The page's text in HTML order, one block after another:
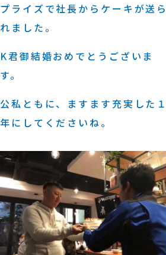
プライズで社長からケーキが送ら
れました。
K君御結婚おめでとうございま
す。
公私ともに、ますます充実した１
年にしてくださいね。